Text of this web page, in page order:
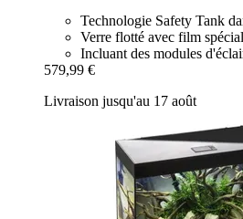
Technologie Safety Tank
Verre flotté avec film spécial
Incluant des modules
579,99 €
Livraison jusqu'au 17 août